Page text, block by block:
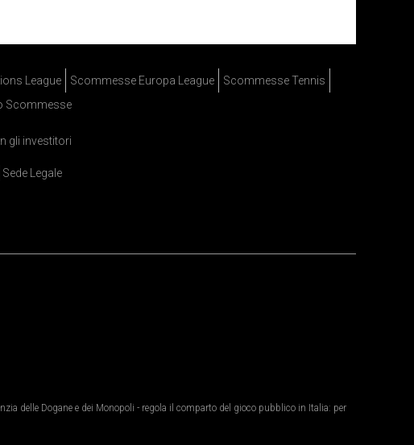
League Scommesse Europa League
Scommesse Tennis
Scommesse
gli investitori
Sede Legale
delle Dogane e dei Monopoli - regola il comparto del gioco pubblico in Italia: per